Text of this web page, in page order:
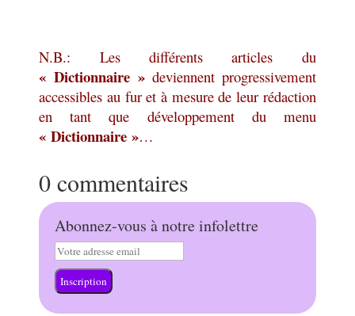
Abonnez-vous à notre infolettre
Inscription
N.B.: Les différents articles du
« Dictionnaire » deviennent progressivement
accessibles au fur et à mesure de leur rédaction
en tant que développement du menu
« Dictionnaire »…
0 commentaires